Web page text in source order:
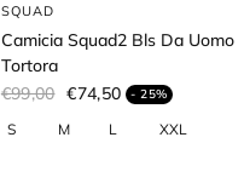
SQUAD
Camicia Squad2 Bls Da Uomo
Tortora
€99,00 €74,50 - 25%